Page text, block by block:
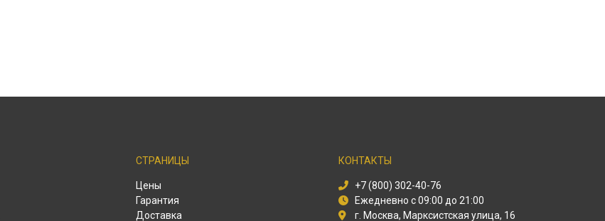
СТРАНИЦЫ
Цены
Гарантия
Доставка
КОНТАКТЫ
+7 (800) 302-40-76
Ежедневно с 09:00 до 21:00
г. Москва, Марксистская улица, 16